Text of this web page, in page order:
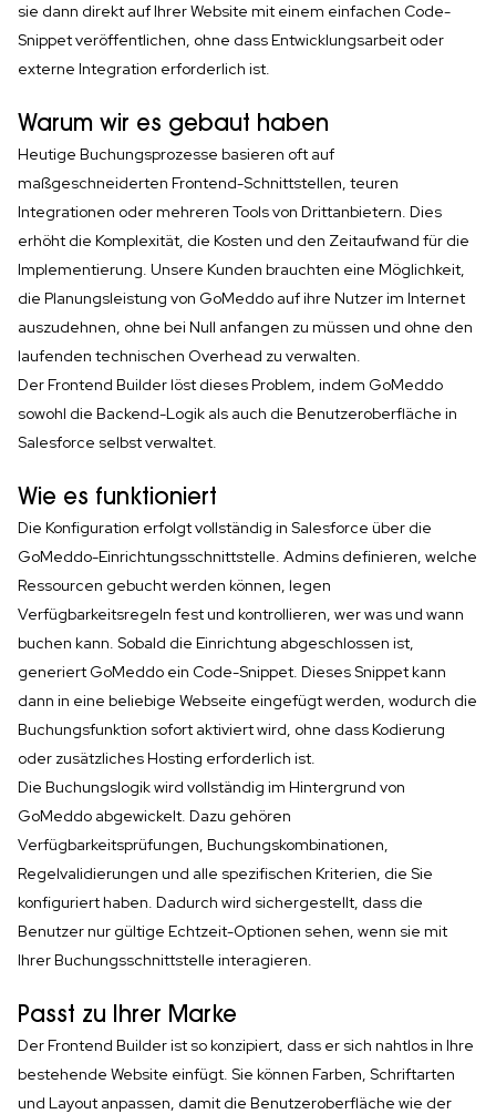
sie dann direkt auf Ihrer Website mit einem einfachen Code-
Snippet veröffentlichen, ohne dass Entwicklungsarbeit oder
externe Integration erforderlich ist.
Warum wir es gebaut haben
Heutige Buchungsprozesse basieren oft auf
maßgeschneiderten Frontend-Schnittstellen, teuren
Integrationen oder mehreren Tools von Drittanbietern. Dies
erhöht die Komplexität, die Kosten und den Zeitaufwand für die
Implementierung. Unsere Kunden brauchten eine Möglichkeit,
die Planungsleistung von GoMeddo auf ihre Nutzer im Internet
auszudehnen, ohne bei Null anfangen zu müssen und ohne den
laufenden technischen Overhead zu verwalten.
Der Frontend Builder löst dieses Problem, indem GoMeddo
sowohl die Backend-Logik als auch die Benutzeroberfläche in
Salesforce selbst verwaltet.
Wie es funktioniert
Die Konfiguration erfolgt vollständig in Salesforce über die
GoMeddo-Einrichtungsschnittstelle. Admins definieren, welche
Ressourcen gebucht werden können, legen
Verfügbarkeitsregeln fest und kontrollieren, wer was und wann
buchen kann. Sobald die Einrichtung abgeschlossen ist,
generiert GoMeddo ein Code-Snippet. Dieses Snippet kann
dann in eine beliebige Webseite eingefügt werden, wodurch die
Buchungsfunktion sofort aktiviert wird, ohne dass Kodierung
oder zusätzliches Hosting erforderlich ist.
Die Buchungslogik wird vollständig im Hintergrund von
GoMeddo abgewickelt. Dazu gehören
Verfügbarkeitsprüfungen, Buchungskombinationen,
Regelvalidierungen und alle spezifischen Kriterien, die Sie
konfiguriert haben. Dadurch wird sichergestellt, dass die
Benutzer nur gültige Echtzeit-Optionen sehen, wenn sie mit
Ihrer Buchungsschnittstelle interagieren.
Passt zu Ihrer Marke
Der Frontend Builder ist so konzipiert, dass er sich nahtlos in Ihre
bestehende Website einfügt. Sie können Farben, Schriftarten
und Layout anpassen, damit die Benutzeroberfläche wie der